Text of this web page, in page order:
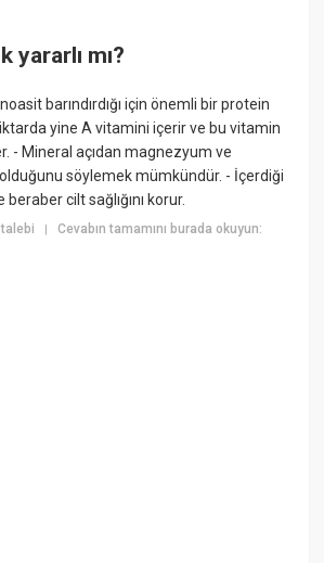
yararlı mı?
barındırdığı için önemli bir protein
yine A vitamini içerir ve bu vitamin
- Mineral açıdan magnezyum ve
söylemek mümkündür. - İçerdiği
cilt sağlığını korur.
talebi |Cevabın tamamını burada okuyun: